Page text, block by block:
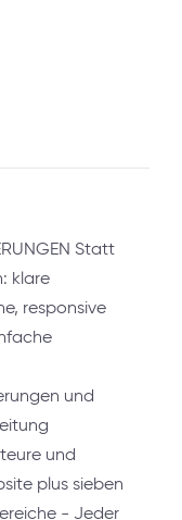
Statt
klare
responsive
und
und
plus sieben
- Jeder